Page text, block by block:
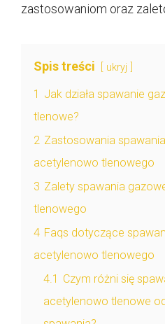
zastosowaniom oraz
Spis treści ukryj
1 Jak działa spawanie
tlenowe?
2 Zastosowania
acetylenowo tlenowego
3 Zalety spawania
tlenowego
4 Faqs dotyczące
acetylenowo tlenowego
4.1 Czym różni się
acetylenowo tlenowe